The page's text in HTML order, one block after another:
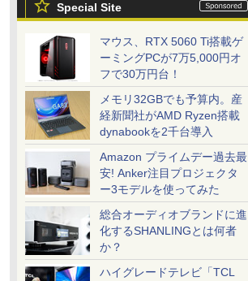
Special Site
マウス、RTX 5060 Ti搭載ゲ
ーミングPCが7万5,000円オ
フで30万円台！
メモリ32GBでも予算内。産
経新聞社がAMD Ryzen搭載
dynabookを2千台導入
Amazon プライムデー過去最
安! Anker注目プロジェクタ
ー3モデルを使ってみた
総合オーディオブランドに進
化するSHANLINGとは何者
か？
ハイグレードテレビ「TCL